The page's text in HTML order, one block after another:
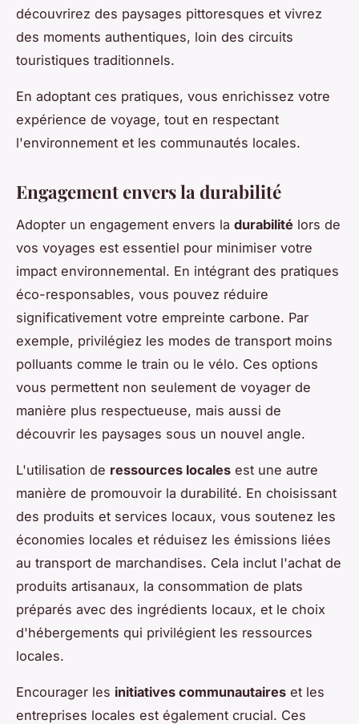
découvrirez des paysages pittoresques et vivrez
des moments authentiques, loin des circuits
touristiques traditionnels.
En adoptant ces pratiques, vous enrichissez votre
expérience de voyage, tout en respectant
l'environnement et les communautés locales.
Engagement envers la durabilité
Adopter un engagement envers la durabilité lors de
vos voyages est essentiel pour minimiser votre
impact environnemental. En intégrant des pratiques
éco-responsables, vous pouvez réduire
significativement votre empreinte carbone. Par
exemple, privilégiez les modes de transport moins
polluants comme le train ou le vélo. Ces options
vous permettent non seulement de voyager de
manière plus respectueuse, mais aussi de
découvrir les paysages sous un nouvel angle.
L'utilisation de ressources locales est une autre
manière de promouvoir la durabilité. En choisissant
des produits et services locaux, vous soutenez les
économies locales et réduisez les émissions liées
au transport de marchandises. Cela inclut l'achat de
produits artisanaux, la consommation de plats
préparés avec des ingrédients locaux, et le choix
d'hébergements qui privilégient les ressources
locales.
Encourager les initiatives communautaires et les
entreprises locales est également crucial. Ces